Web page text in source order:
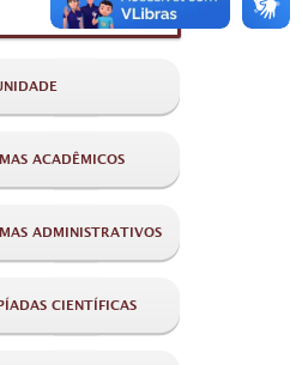
ACADÊMICOS
ADMINISTRATIVOS
CIENTÍFICAS